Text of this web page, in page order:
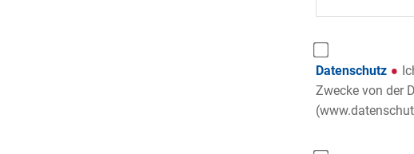
Datenschutz
Zwecke von der